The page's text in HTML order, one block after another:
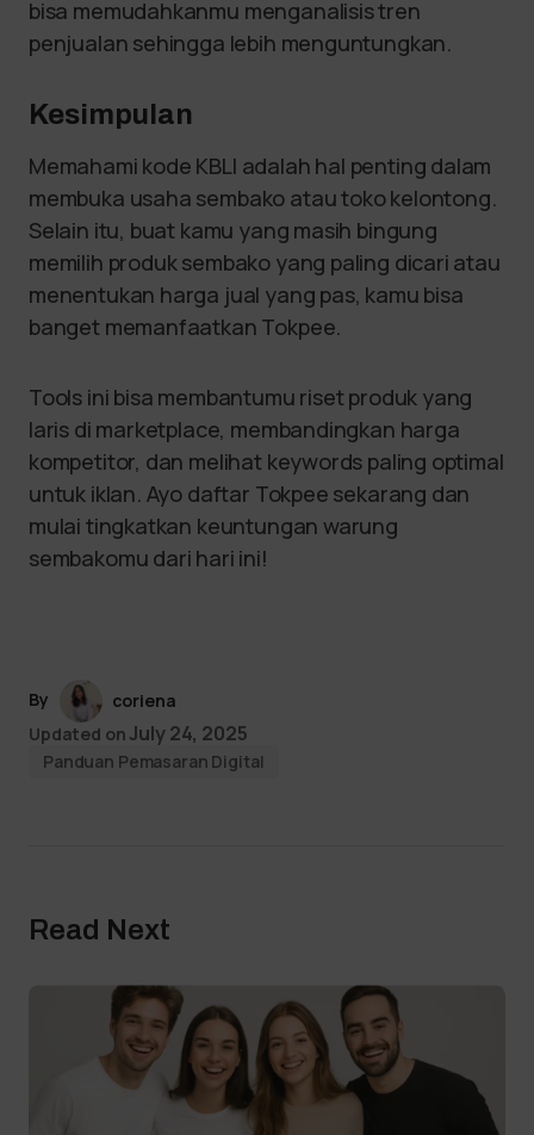
bisa memudahkanmu menganalisis tren
penjualan sehingga lebih menguntungkan.
Kesimpulan
Memahami kode KBLI adalah hal penting dalam
membuka usaha sembako atau toko kelontong.
Selain itu, buat kamu yang masih bingung
memilih produk sembako yang paling dicari atau
menentukan harga jual yang pas, kamu bisa
banget memanfaatkan Tokpee.
Tools ini bisa membantumu riset produk yang
laris di marketplace, membandingkan harga
kompetitor, dan melihat keywords paling optimal
untuk iklan. Ayo daftar Tokpee sekarang dan
mulai tingkatkan keuntungan warung
sembakomu dari hari ini!
By
coriena
Updated on July 24, 2025
Panduan Pemasaran Digital
Read Next